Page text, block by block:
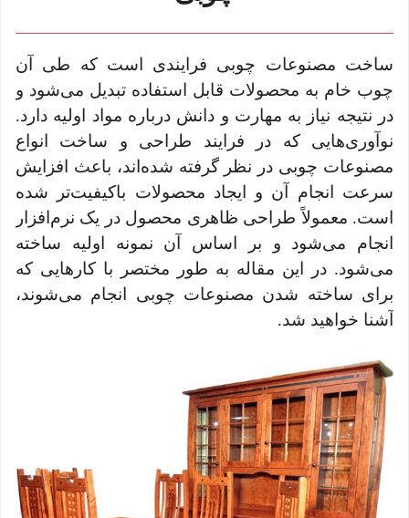
ساخت مصنوعات چوبی فرایندی است که طی آن
چوب خام به محصولات قابل استفاده تبدیل می‌شود و
در نتیجه نیاز به مهارت و دانش درباره مواد اولیه دارد.
نوآوری‌هایی که در فرایند طراحی و ساخت انواع
مصنوعات چوبی در نظر گرفته شده‌اند، باعث افزایش
سرعت انجام آن و ایجاد محصولات باکیفیت‌تر شده
است. معمولاً طراحی ظاهری محصول در یک نرم‌افزار
انجام می‌شود و بر اساس آن نمونه اولیه ساخته
می‌شود. در این مقاله به طور مختصر با کارهایی که
برای ساخته شدن مصنوعات چوبی انجام می‌شوند،
آشنا خواهید شد.